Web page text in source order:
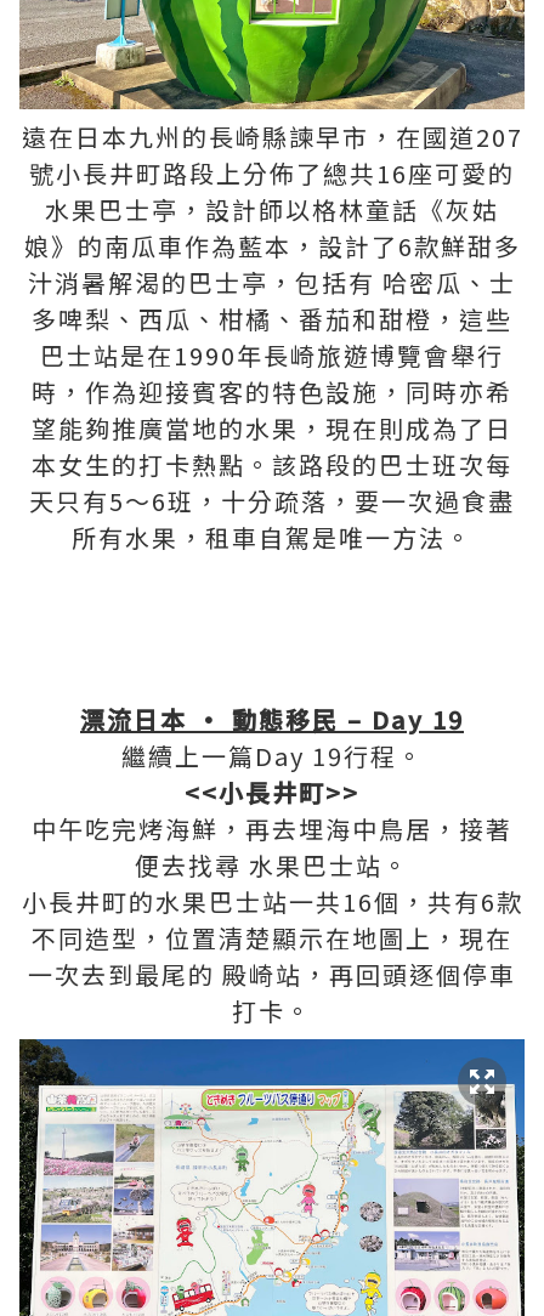
遠在日本九州的長崎縣諫早市，在國道207
號小長井町路段上分佈了總共16座可愛的
水果巴士亭，設計師以格林童話《灰姑
娘》的南瓜車作為藍本，設計了6款鮮甜多
汁消暑解渴的巴士亭，包括有 哈密瓜、士
多啤梨、西瓜、柑橘、番茄和甜橙，這些
巴士站是在1990年長崎旅遊博覽會舉行
時，作為迎接賓客的特色設施，同時亦希
望能夠推廣當地的水果，現在則成為了日
本女生的打卡熱點。該路段的巴士班次每
天只有5～6班，十分疏落，要一次過食盡
所有水果，租車自駕是唯一方法。
漂流日本 • 動態移民 – Day 19
繼續上一篇Day 19行程。
<<小長井町>>
中午吃完烤海鮮，再去埋海中鳥居，接著
便去找尋 水果巴士站。
小長井町的水果巴士站一共16個，共有6款
不同造型，位置清楚顯示在地圖上，現在
一次去到最尾的 殿崎站，再回頭逐個停車
打卡。